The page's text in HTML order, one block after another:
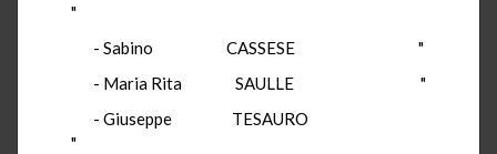
"
- Sabino CASSESE "
- Maria Rita SAULLE "
- Giuseppe TESAURO
"